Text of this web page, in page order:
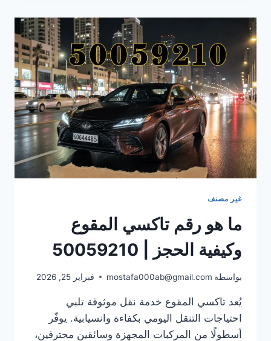
التوصيل
والموثوقة
تاكسي
الطارق
في
قلب
القصور
غير مصنف
ما هو رقم تاكسي المقوع
وكيفية الحجز | 50059210
بواسطة mostafa000ab@gmail.com فبراير 25, 2026
يُعد تاكسي المقوع خدمة نقل موثوقة تلبي
احتياجات التنقل اليومي بكفاءة وانسيابية. يوفّر
أسطولًا من المركبات المجهزة وسائقين محترفين،